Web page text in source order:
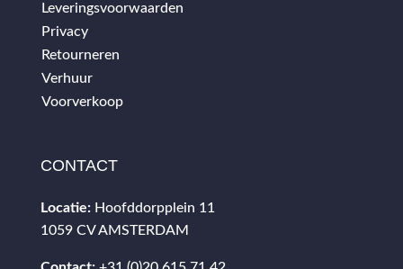
Leveringsvoorwaarden
Privacy
Retourneren
Verhuur
Voorverkoop
CONTACT
Locatie: Hoofddorpplein 11
1059 CV AMSTERDAM